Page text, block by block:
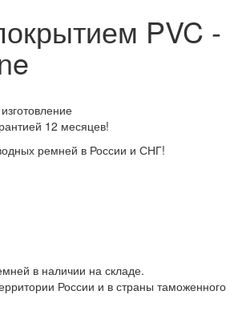
PVC -
12 месяцев!
ремней в России и СНГ!
в наличии на складе.
России и в страны таможенного